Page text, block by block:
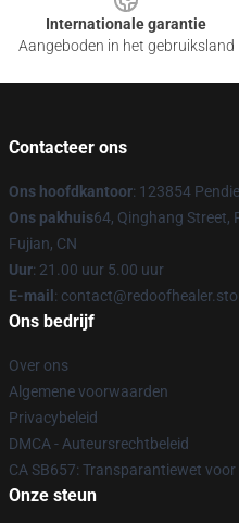
Internationale garantie
Aangeboden in het gebruiksland
Contacteer ons
Ons hoofdkantoor: 123854
Ons pakhuis64, Qinghang Street,
Fujian, CN
Uur: 21.00 uur 5.00 uur
E-mail :
Ons bedrijf
Over ons
Algemene voorwaarden
Privacybeleid
DMCA - Auteursrechtbeleid
CA SB657: Transparantiewet
Onze steun